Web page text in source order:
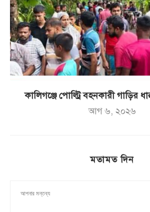
কালিগঞ্জে পোল্ট্রি বহনকারী গাড়ির
আগ ৬, ২০২৬
মতামত দিন